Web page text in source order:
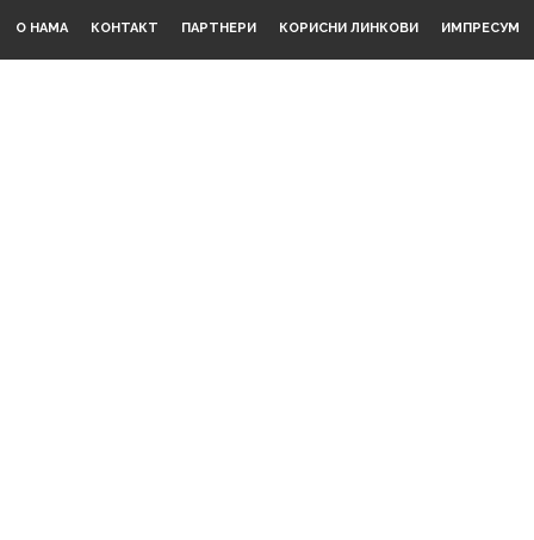
О НАМА КОНТАКТ ПАРТНЕРИ КОРИСНИ ЛИНКОВИ ИМПРЕСУМ